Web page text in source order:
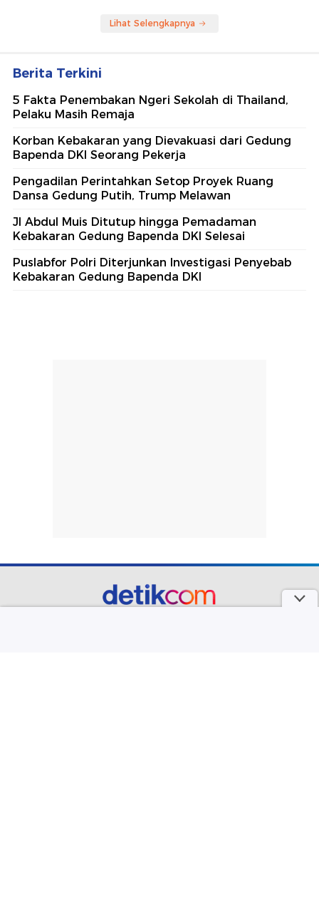
Lihat Selengkapnya
Berita Terkini
5 Fakta Penembakan Ngeri Sekolah di Thailand,
Pelaku Masih Remaja
Korban Kebakaran yang Dievakuasi dari Gedung
Bapenda DKI Seorang Pekerja
Pengadilan Perintahkan Setop Proyek Ruang
Dansa Gedung Putih, Trump Melawan
Jl Abdul Muis Ditutup hingga Pemadaman
Kebakaran Gedung Bapenda DKI Selesai
Puslabfor Polri Diterjunkan Investigasi Penyebab
Kebakaran Gedung Bapenda DKI